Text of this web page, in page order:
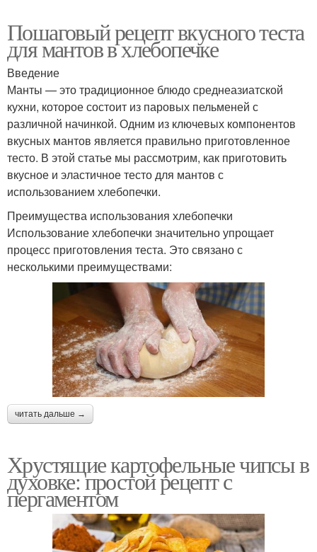
Пошаговый рецепт вкусного теста
для мантов в хлебопечке
Введение
Манты — это традиционное блюдо среднеазиатской
кухни, которое состоит из паровых пельменей с
различной начинкой. Одним из ключевых компонентов
вкусных мантов является правильно приготовленное
тесто. В этой статье мы рассмотрим, как приготовить
вкусное и эластичное тесто для мантов с
использованием хлебопечки.
Преимущества использования хлебопечки
Использование хлебопечки значительно упрощает
процесс приготовления теста. Это связано с
несколькими преимуществами:
читать дальше →
Хрустящие картофельные чипсы в
духовке: простой рецепт с
пергаментом